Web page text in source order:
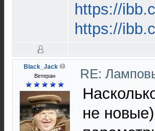
https://
https://
Black_Jack
Ветеран RE:
не